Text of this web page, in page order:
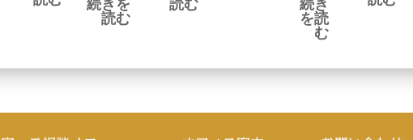
続きを
読む
読む
続き
を読
む